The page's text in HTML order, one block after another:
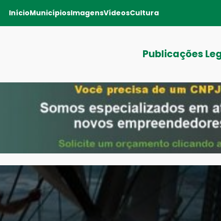
InícioMunicípiosImagensVídeosCultura
Publicações